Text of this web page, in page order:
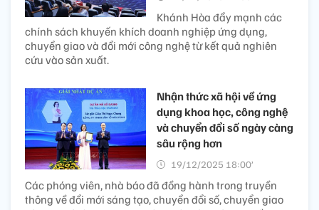
Khánh Hòa đẩy mạnh các
chính sách khuyến khích doanh nghiệp ứng dụng,
chuyển giao và đổi mới công nghệ từ kết quả nghiên
cứu vào sản xuất.
Nhận thức xã hội về ứng
dụng khoa học, công nghệ
và chuyển đổi số ngày càng
sâu rộng hơn
19/12/2025 18:00’
Các phóng viên, nhà báo đã đồng hành trong truyền
thông về đổi mới sáng tạo, chuyển đổi số, chuyển giao